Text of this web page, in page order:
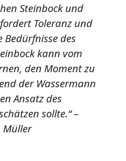
Steinbock und
Toleranz und
des
kann vom
den Moment zu
der Wassermann
Ansatz des
sollte.“ –
Müller